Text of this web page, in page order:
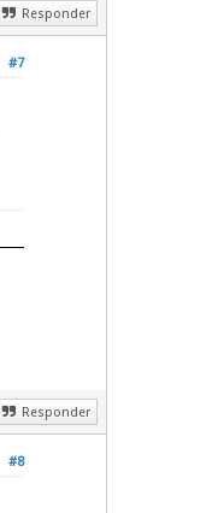
Responder
#7
Responder
#8